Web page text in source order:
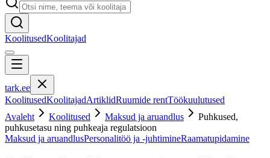
KoolitusedKoolitajad
tark.ee
KoolitusedKoolitajadArtiklidRuumide rentTöökuulutused
Avaleht
Koolitused Maksud ja aruandlus
Puhkused,
puhkusetasu ning puhkeaja regulatsioon
Maksud ja aruandlusPersonalitöö ja -juhtimineRaamatupidamine